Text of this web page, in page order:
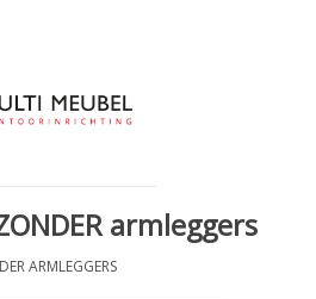
armleggers
ARMLEGGERS